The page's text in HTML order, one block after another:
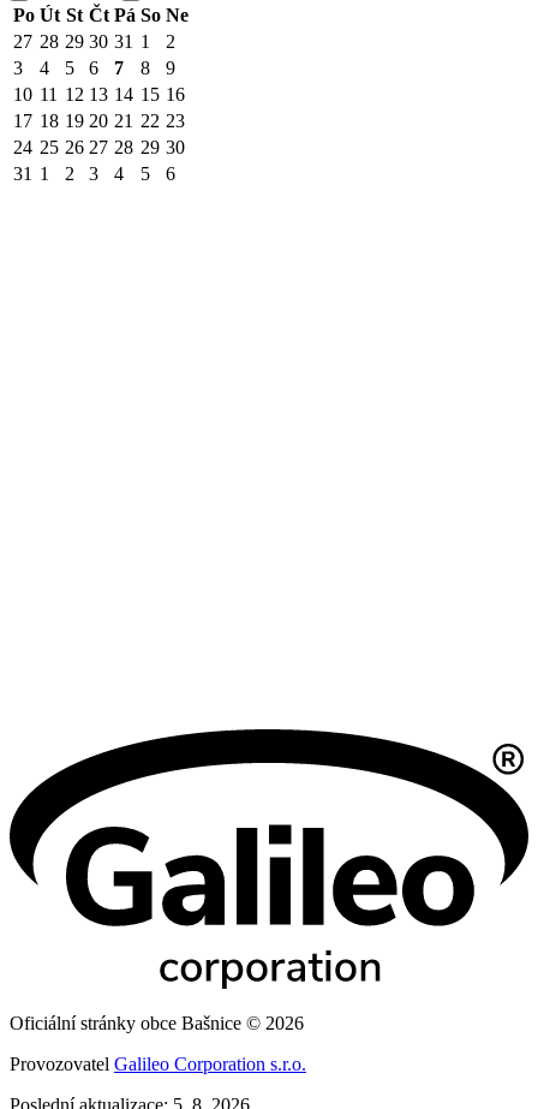
Po Út St Čt Pá So Ne
27 28 29 30 31 1
2
3
4 5 6 7 8
9
10 11 12 13 14 15 16
17 18 19 20 21 22 23
24 25 26 27 28 29 30
31 1 2 3 4 5 6
Oficiální stránky obce Bašnice © 2026
Provozovatel Galileo Corporation s.r.o.